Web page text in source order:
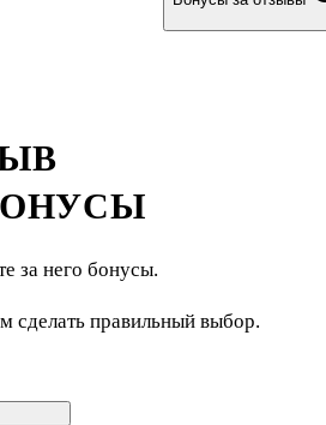
за него бонусы.
сделать правильный выбор.